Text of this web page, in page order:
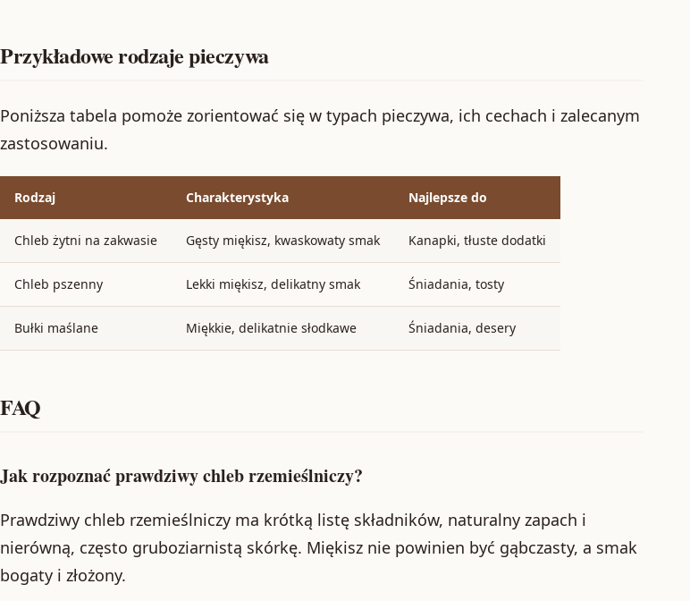
Przykładowe rodzaje pieczywa
Poniższa tabela pomoże zorientować się w typach pieczywa, ich cechach i zalecanym
zastosowaniu.
Rodzaj Charakterystyka Najlepsze do
Chleb żytni na zakwasie Gęsty miękisz, kwaskowaty smak Kanapki, tłuste dodatki
Chleb pszenny Lekki miękisz, delikatny smak Śniadania, tosty
Bułki maślane Miękkie, delikatnie słodkawe Śniadania, desery
FAQ
Jak rozpoznać prawdziwy chleb rzemieślniczy?
Prawdziwy chleb rzemieślniczy ma krótką listę składników, naturalny zapach i
nierówną, często gruboziarnistą skórkę. Miękisz nie powinien być gąbczasty, a smak
bogaty i złożony.